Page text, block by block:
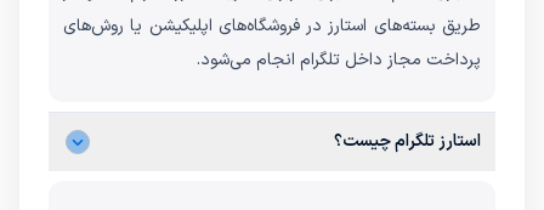
طریق بسته‌های استارز در فروشگاه‌های اپلیکیشن یا روش‌های
پرداخت مجاز داخل تلگرام انجام می‌شود.
استارز تلگرام چیست؟